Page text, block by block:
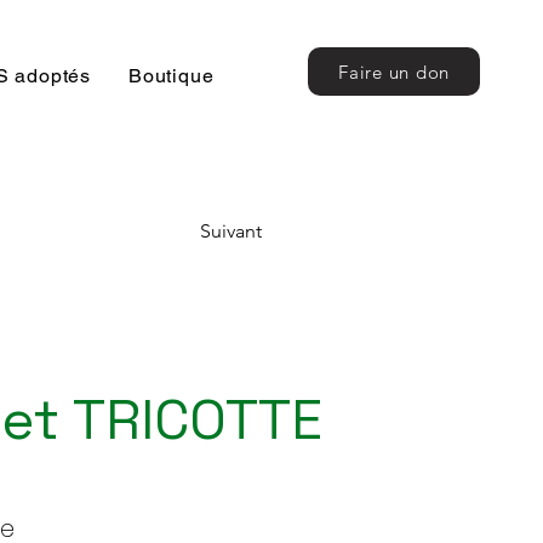
adoptés Boutique Faire un don
Suivant
TRICOTTE